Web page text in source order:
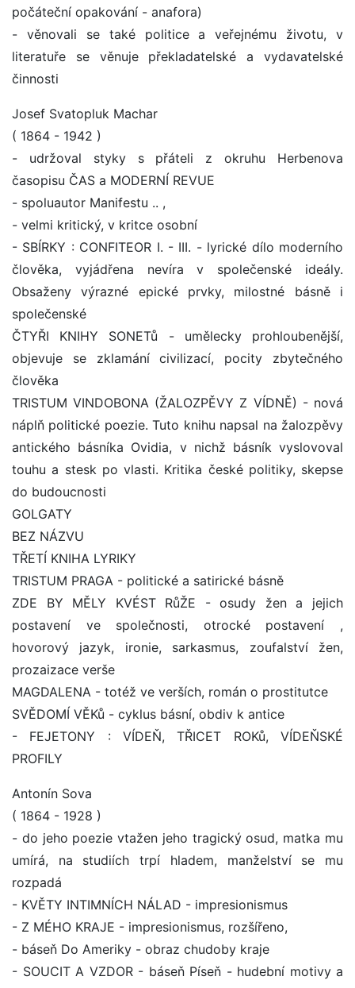
počáteční opakování - anafora)
- věnovali se také politice a veřejnému životu, v
literatuře se věnuje překladatelské a vydavatelské
činnosti
Josef Svatopluk Machar
( 1864 - 1942 )
- udržoval styky s přáteli z okruhu Herbenova
časopisu ČAS a MODERNÍ REVUE
- spoluautor Manifestu .. ,
- velmi kritický, v kritce osobní
- SBÍRKY : CONFITEOR I. - III. - lyrické dílo moderního
člověka, vyjádřena nevíra v společenské ideály.
Obsaženy výrazné epické prvky, milostné básně i
společenské
ČTYŘI KNIHY SONETů - umělecky prohloubenější,
objevuje se zklamání civilizací, pocity zbytečného
člověka
TRISTUM VINDOBONA (ŽALOZPĚVY Z VÍDNĚ) - nová
náplň politické poezie. Tuto knihu napsal na žalozpěvy
antického básníka Ovidia, v nichž básník vyslovoval
touhu a stesk po vlasti. Kritika české politiky, skepse
do budoucnosti
GOLGATY
BEZ NÁZVU
TŘETÍ KNIHA LYRIKY
TRISTUM PRAGA - politické a satirické básně
ZDE BY MĚLY KVÉST RůŽE - osudy žen a jejich
postavení ve společnosti, otrocké postavení ,
hovorový jazyk, ironie, sarkasmus, zoufalství žen,
prozaizace verše
MAGDALENA - totéž ve verších, román o prostitutce
SVĚDOMÍ VĚKů - cyklus básní, obdiv k antice
- FEJETONY : VÍDEŇ, TŘICET ROKů, VÍDEŇSKÉ
PROFILY
Antonín Sova
( 1864 - 1928 )
- do jeho poezie vtažen jeho tragický osud, matka mu
umírá, na studiích trpí hladem, manželství se mu
rozpadá
- KVĚTY INTIMNÍCH NÁLAD - impresionismus
- Z MÉHO KRAJE - impresionismus, rozšířeno,
- báseň Do Ameriky - obraz chudoby kraje
- SOUCIT A VZDOR - báseň Píseň - hudební motivy a